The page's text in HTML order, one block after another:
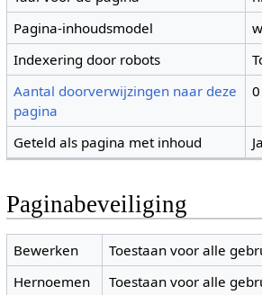
Pagina-inhoudsmodel
Indexering door robots
Aantal doorverwijzingen naar deze
pagina
0
Geteld als pagina met inhoud Ja
Paginabeveiliging
Bewerken
Toestaan voor alle
Hernoemen
Toestaan voor alle